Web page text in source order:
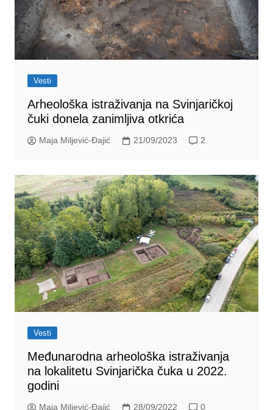
Vesti
Arheološka istraživanja na Svinjaričkoj
čuki donela zanimljiva otkrića
Maja Miljević-Đajić 21/09/2023 2
Vesti
Međunarodna arheološka istraživanja
na lokalitetu Svinjarička čuka u 2022.
godini
Maja Miljević-Đajić 28/09/2022 0